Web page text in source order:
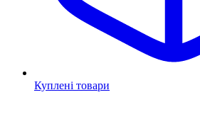
Куплені товари